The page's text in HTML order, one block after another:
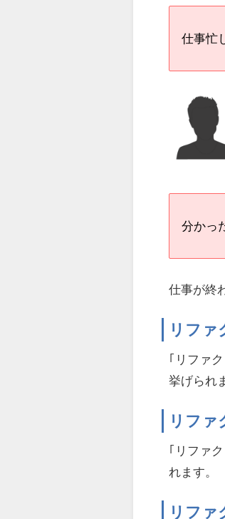
仕事忙
分かっ
仕事が終
リファ
｢リファ
挙げられ
リファ
｢リファ
れます。
リファ